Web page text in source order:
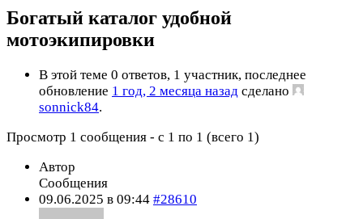
Богатый каталог удобной
мотоэкипировки
В этой теме 0 ответов, 1 участник, последнее
обновление 1 год, 2 месяца назад сделано
sonnick84.
Просмотр 1 сообщения - с 1 по 1 (всего 1)
Автор
Сообщения
09.06.2025 в 09:44 #28610